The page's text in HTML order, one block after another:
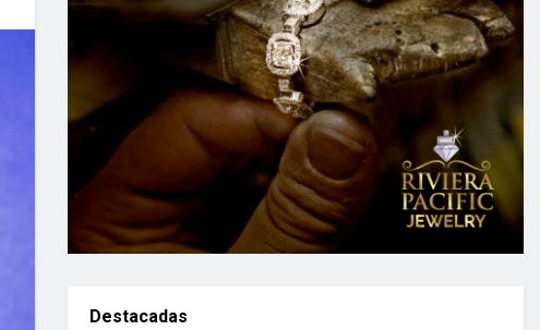
Destacadas